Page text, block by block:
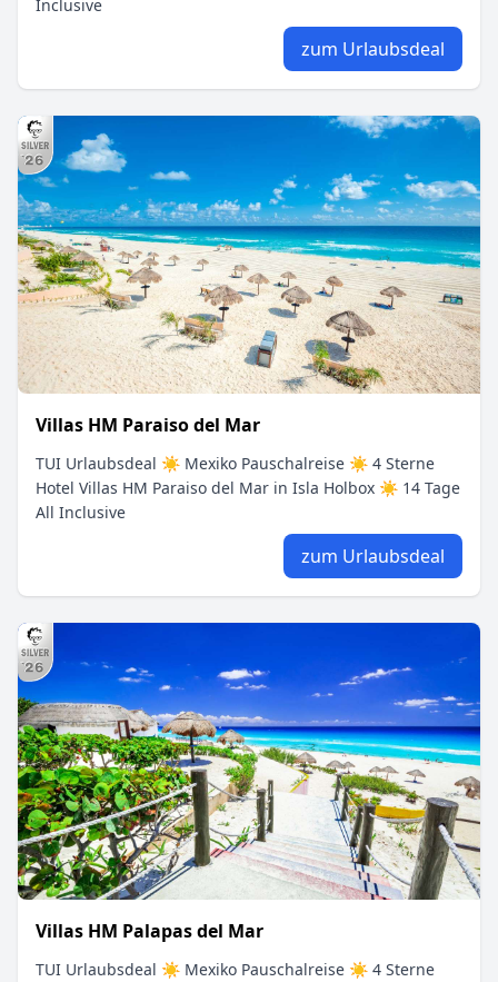
Inclusive
zum Urlaubsdeal
Villas HM Paraiso del Mar
TUI Urlaubsdeal ☀ Mexiko Pauschalreise ☀ 4 Sterne
Hotel Villas HM Paraiso del Mar in Isla Holbox ☀ 14 Tage
All Inclusive
zum Urlaubsdeal
Villas HM Palapas del Mar
TUI Urlaubsdeal ☀ Mexiko Pauschalreise ☀ 4 Sterne